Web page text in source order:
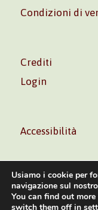
Condizioni di
Crediti
Login
Accessibilità
Volontè & Co. Srl
Usiamo i cookie per
navigazione sul
You can find out
switch them off in